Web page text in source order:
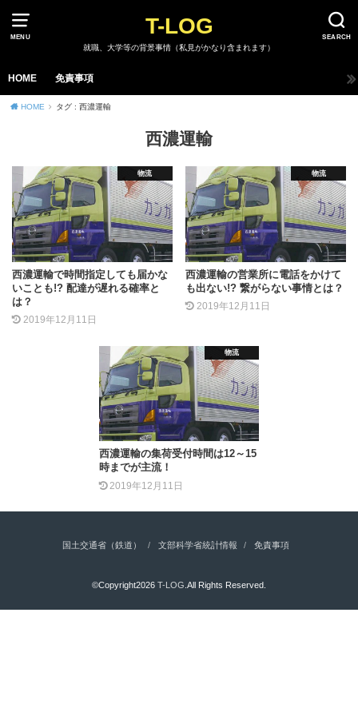
MENU SEARCH
T-LOG
就職、大学等の背景事情（私見がかなり含まれます）
HOME 免責事項
HOME タグ : 西濃運輸
西濃運輸
物流
西濃運輸で時間指定しても届かな
いことも!? 配達が遅れる確率と
は？
2019年12月11日
物流
西濃運輸の営業所に電話をかけて
も出ない!? 繋がらない事情とは？
2019年12月11日
物流
西濃運輸の集荷受付時間は12～15
時までが主流！
2019年12月11日
国土交通省（鉄道） 文部科学省統計情報 免責事項
©Copyright2026 T-LOG .All Rights Reserved.